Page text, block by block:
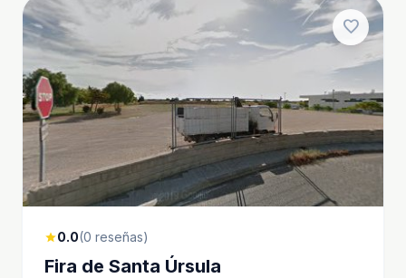
favorite
star0.0(0 reseñas)
Fira de Santa Úrsula